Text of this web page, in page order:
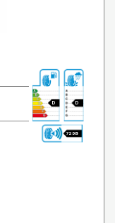
D D
72 DB